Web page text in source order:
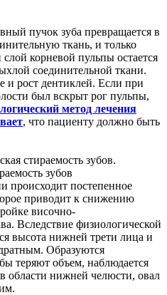
пучок зуба превращается в
ткань, и только
корневой пульпы остается
соединительной ткани.
и рост дентиклей. Если при
был вскрыт рог пульпы,
метод лечения
, что пациенту должно быть
стираемость зубов.
происходит постепенное
приводит к снижению
височно-
Вследствие физиологической
высота нижней трети лица и
Образуются
теряют объем, наблюдается
области нижней челюсти, овал